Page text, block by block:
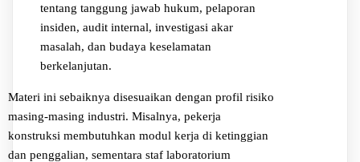
tentang tanggung jawab hukum, pelaporan
insiden, audit internal, investigasi akar
masalah, dan budaya keselamatan
berkelanjutan.
Materi ini sebaiknya disesuaikan dengan profil risiko
masing-masing industri. Misalnya, pekerja
konstruksi membutuhkan modul kerja di ketinggian
dan penggalian, sementara staf laboratorium